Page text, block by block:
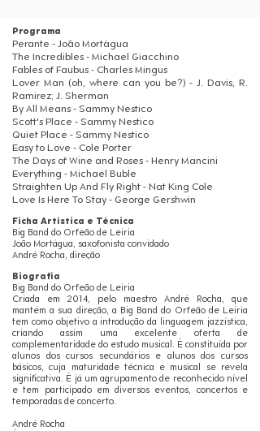
Programa
Perante - João Mortágua
The Incredibles - Michael Giacchino
Fables of Faubus - Charles Mingus
Lover Man (oh, where can you be?) - J. Davis, R.
Ramirez; J. Sherman
By All Means - Sammy Nestico
Scott's Place - Sammy Nestico
Quiet Place - Sammy Nestico
Easy to Love - Cole Porter
The Days of Wine and Roses - Henry Mancini
Everything - Michael Buble
Straighten Up And Fly Right - Nat King Cole
Love Is Here To Stay - George Gershwin
Ficha Artística e Técnica
Big Band do Orfeão de Leiria
João Mortágua, saxofonista convidado
André Rocha, direção
Biografia
Big Band do Orfeão de Leiria
Criada em 2014, pelo maestro André Rocha, que
mantém a sua direção, a Big Band do Orfeão de Leiria
tem como objetivo a introdução da linguagem jazzística,
criando assim uma excelente oferta de
complementaridade do estudo musical. É constituída por
alunos dos cursos secundários e alunos dos cursos
básicos, cuja maturidade técnica e musical se revela
significativa. É já um agrupamento de reconhecido nível
e tem participado em diversos eventos, concertos e
temporadas de concerto.
André Rocha